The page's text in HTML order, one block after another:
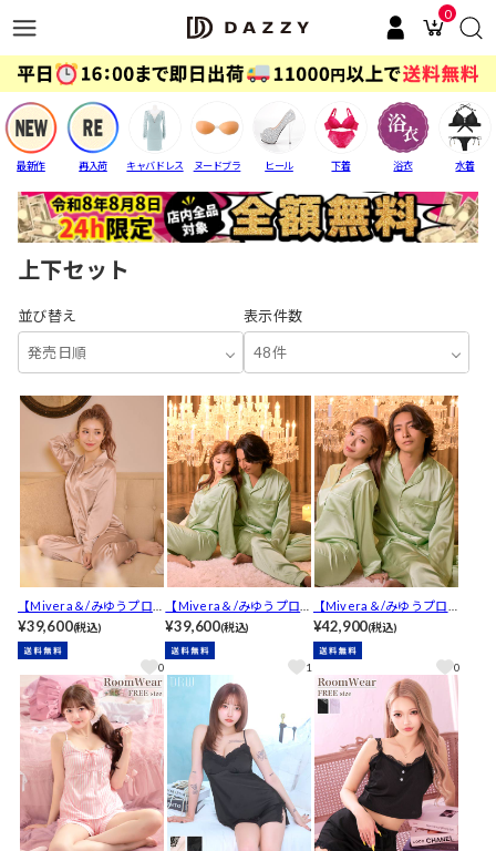
0
最新作 再入荷 キャバドレス ヌードブラ ヒール 下着 浴衣 水着
上下セット
並び替え
発売日順
表示件数
48件
【Mivera＆/みゆうプロデ
ュース】Silk Grace Paja
mas シルクグレースパジ
ャマ / レディース PINK
¥39,600(税込)
0
【Mivera＆/みゆうプロデ
ュース】Silk Grace Paja
mas シルクグレースパジ
ャマ / レディース MINT
¥39,600(税込)
1
【Mivera＆/みゆうプロデ
ュース】Silk Grace Paja
mas シルクグレースパジ
ャマ / メンズ MINT
¥42,900(税込)
0